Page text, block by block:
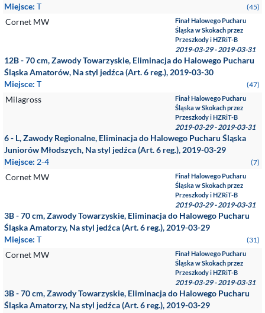
Miejsce: T (45)
Cornet MW
Finał Halowego Pucharu
Śląska w Skokach przez
Przeszkody i HZRiT-B
2019-03-29 - 2019-03-31
12B - 70 cm, Zawody Towarzyskie, Eliminacja do Halowego Pucharu
Śląska Amatorów, Na styl jedźca (Art. 6 reg.), 2019-03-30
Miejsce: T (47)
Milagross
Finał Halowego Pucharu
Śląska w Skokach przez
Przeszkody i HZRiT-B
2019-03-29 - 2019-03-31
6 - L, Zawody Regionalne, Eliminacja do Halowego Pucharu Śląska
Juniorów Młodszych, Na styl jedźca (Art. 6 reg.), 2019-03-29
Miejsce: 2-4 (7)
Cornet MW
Finał Halowego Pucharu
Śląska w Skokach przez
Przeszkody i HZRiT-B
2019-03-29 - 2019-03-31
3B - 70 cm, Zawody Towarzyskie, Eliminacja do Halowego Pucharu
Śląska Amatorzy, Na styl jedźca (Art. 6 reg.), 2019-03-29
Miejsce: T (31)
Cornet MW
Finał Halowego Pucharu
Śląska w Skokach przez
Przeszkody i HZRiT-B
2019-03-29 - 2019-03-31
3B - 70 cm, Zawody Towarzyskie, Eliminacja do Halowego Pucharu
Śląska Amatorzy, Na styl jedźca (Art. 6 reg.), 2019-03-29